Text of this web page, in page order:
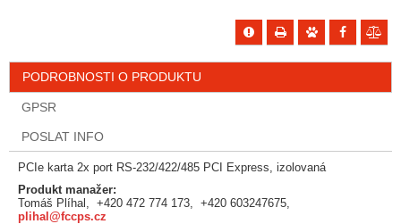
PODROBNOSTI O PRODUKTU
GPSR
POSLAT INFO
PCIe karta 2x port RS-232/422/485 PCI Express, izolovaná
Produkt manažer:
Tomáš Plíhal, +420 472 774 173, +420 603247675,
plihal@fccps.cz